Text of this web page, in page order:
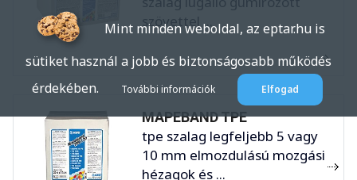
szövettel ...
MAPEBAND TPE
tpe szalag legfeljebb 5 vagy
10 mm elmozdulású mozgási
hézagok és ...
Mint minden weboldal, az eptar.hu is
sütiket használ a jobb és biztonságosabb működés
érdekében.
További információk Elfogad